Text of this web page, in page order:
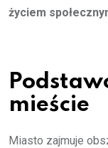
życiem
mieście
Miasto zajmuje